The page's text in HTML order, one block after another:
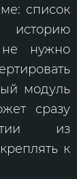
список
историю
нужно
модуль
сразу
из
к